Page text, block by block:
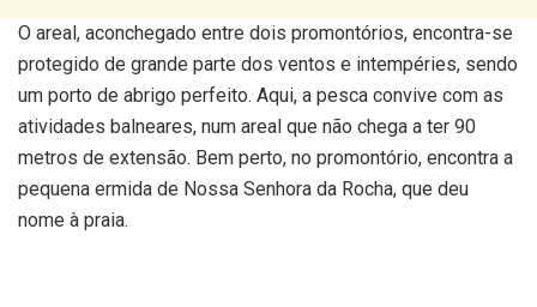
O areal, aconchegado entre dois promontórios, encontra-se
protegido de grande parte dos ventos e intempéries, sendo
um porto de abrigo perfeito. Aqui, a pesca convive com as
atividades balneares, num areal que não chega a ter 90
metros de extensão. Bem perto, no promontório, encontra a
pequena ermida de Nossa Senhora da Rocha, que deu
nome à praia.